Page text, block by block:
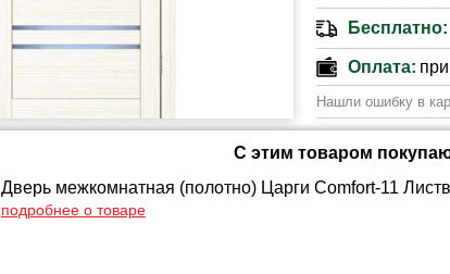
Бесплатно:
Оплата:
Нашли ошибку в
С этим товаром
Дверь межкомнатная (полотно) Царги Comfort-11
подробнее о товаре